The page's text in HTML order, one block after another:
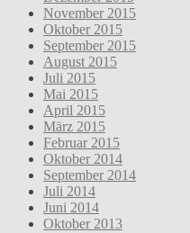
November 2015
Oktober 2015
September 2015
August 2015
Juli 2015
Mai 2015
April 2015
März 2015
Februar 2015
Oktober 2014
September 2014
Juli 2014
Juni 2014
Oktober 2013